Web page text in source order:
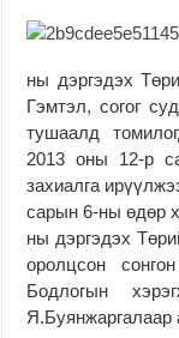
ны дэргэдэх
Гэмтэл, согог
тушаалд
2013 оны 12-р
захиалга
сарын 6-ны өдөр
ны дэргэдэх
оролцсон
Бодлогын
Я.Буянжаргалаар